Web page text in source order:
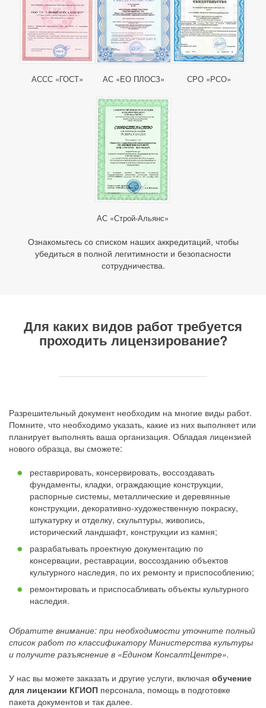
АССС «ГОСТ» АС «ЕО ПЛОСЗ» СРО «РСО»
АС «Строй-Альянс»
Ознакомьтесь со списком наших аккредитаций, чтобы
убедиться в полной легитимности и безопасности
сотрудничества.
Для каких видов работ требуется
проходить лицензирование?
Разрешительный документ необходим на многие виды работ.
Помните, что необходимо указать, какие из них выполняет или
планирует выполнять ваша организация. Обладая лицензией
нового образца, вы сможете:
реставрировать, консервировать, воссоздавать
фундаменты, кладки, ограждающие конструкции,
распорные системы, металлические и деревянные
конструкции, декоративно-художественную покраску,
штукатурку и отделку, скульптуры, живопись,
исторический ландшафт, конструкции из камня;
разрабатывать проектную документацию по
консервации, реставрации, воссозданию объектов
культурного наследия, по их ремонту и приспособлению;
ремонтировать и приспосабливать объекты культурного
наследия.
Обратите внимание: при необходимости уточните полный
список работ по классификатору Министерства культуры
и получите разъяснение в «Едином КонсалтЦентре».
У нас вы можете заказать и другие услуги, включая обучение
для лицензии КГИОП персонала, помощь в подготовке
пакета документов и так далее.